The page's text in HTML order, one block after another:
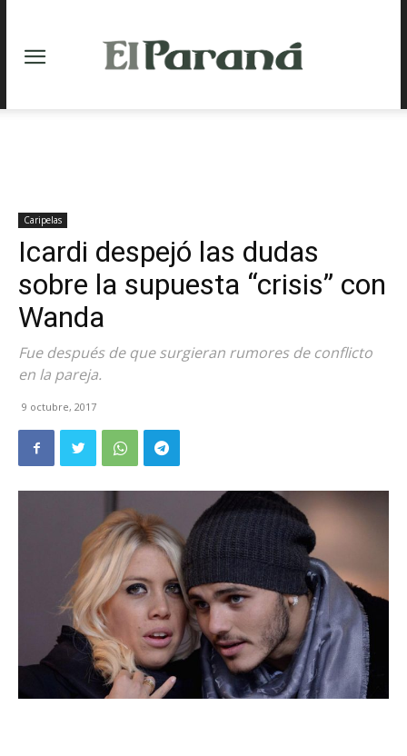
Caripelas
Icardi despejó las dudas
sobre la supuesta “crisis” con
Wanda
Fue después de que surgieran rumores de conflicto
en la pareja.
9 octubre, 2017